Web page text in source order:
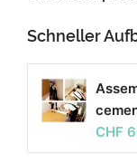
Schneller
CHF